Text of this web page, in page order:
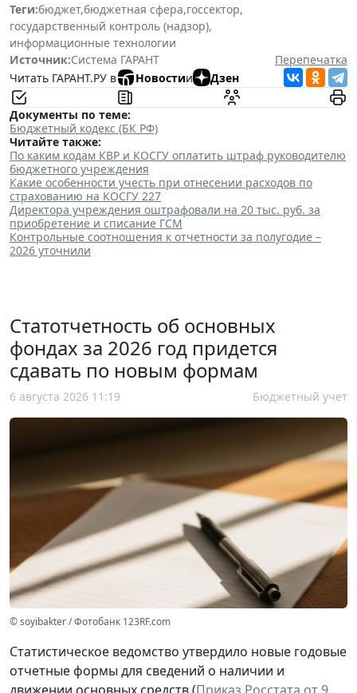
Теги:бюджет,бюджетная сфера,госсектор,
государственный контроль (надзор),
информационные технологии
Источник:Система ГАРАНТ
Перепечатка
Читать ГАРАНТ.РУ в
Новостии Дзен
Документы по теме:
Бюджетный кодекс (БК РФ)
Читайте также:
По каким кодам КВР и КОСГУ оплатить штраф руководителю
бюджетного учреждения
Какие особенности учесть при отнесении расходов по
страхованию на КОСГУ 227
Директора учреждения оштрафовали на 20 тыс. руб. за
приобретение и списание ГСМ
Контрольные соотношения к отчетности за полугодие –
2026 уточнили
Статотчетность об основных
фондах за 2026 год придется
сдавать по новым формам
6 августа 2026 11:19 Бюджетный учет
© soyibakter / Фотобанк 123RF.com
Статистическое ведомство утвердило новые годовые
отчетные формы для сведений о наличии и